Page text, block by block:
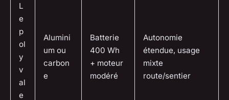
L
e
p
ol
y
v
al
e
Alumini
um ou
carbon
e
Batterie
400 Wh
+ moteur
modéré
Autonomie
étendue, usage
mixte
route/sentier